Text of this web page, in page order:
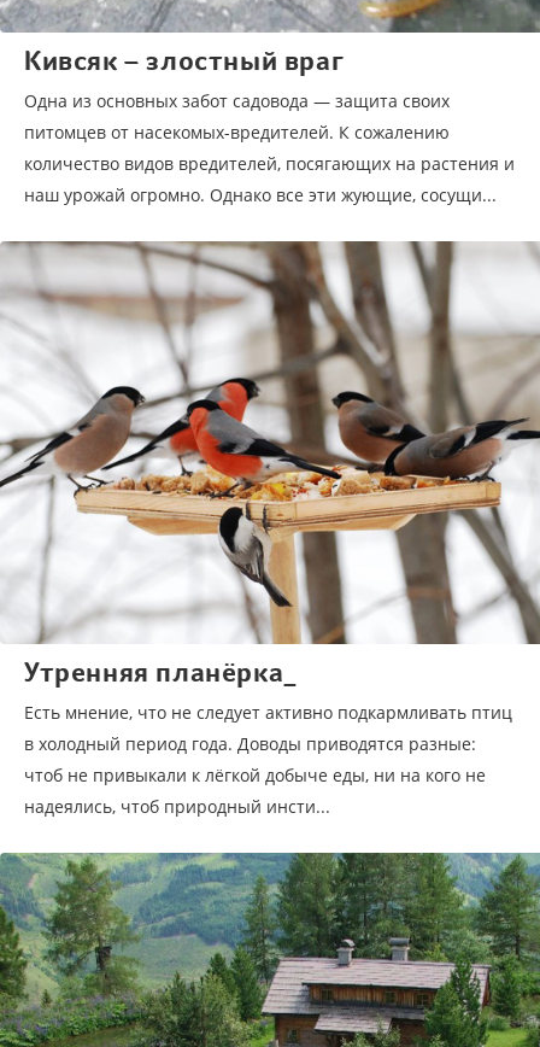
Кивсяк – злостный враг
Одна из основных забот садовода — защита своих
питомцев от насекомых-вредителей. К сожалению
количество видов вредителей, посягающих на растения и
наш урожай огромно. Однако все эти жующие, сосущи...
Утренняя планёрка_
Есть мнение, что не следует активно подкармливать птиц
в холодный период года. Доводы приводятся разные:
чтоб не привыкали к лёгкой добыче еды, ни на кого не
надеялись, чтоб природный инсти...